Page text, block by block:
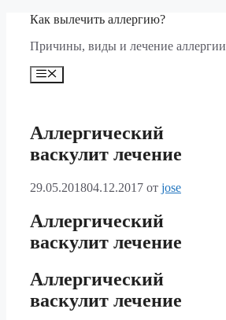
Перейти
содержимому
Как вылечить аллергию?
Причины, виды и лечение аллергии
Меню
Аллергический
васкулит лечение
29.05.201804.12.2017 от jose
Аллергический
васкулит лечение
Аллергический
васкулит лечение